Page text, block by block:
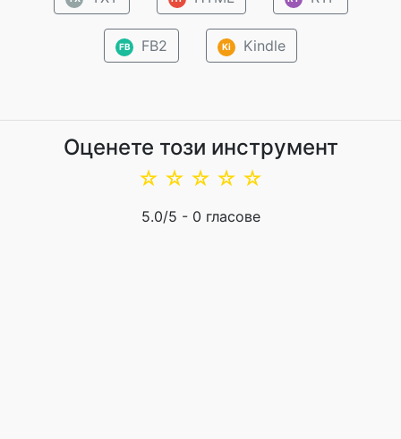
FB FB2 Ki Kindle
Оценете този инструмент
☆
☆
☆
☆
☆
5.0/5 - 0 гласове